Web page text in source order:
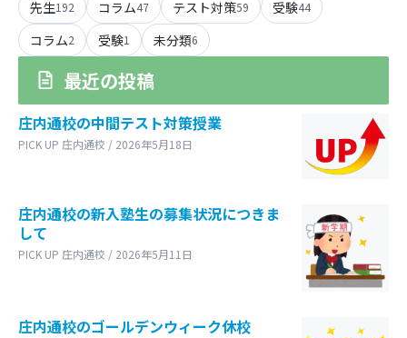
先生192 コラム47 テスト対策59 受験44
コラム2 受験1 未分類6
最近の投稿
庄内通校の中間テスト対策授業
PICK UP 庄内通校 / 2026年5月18日
庄内通校の新入塾生の募集状況につきま
して
PICK UP 庄内通校 / 2026年5月11日
庄内通校のゴールデンウィーク休校